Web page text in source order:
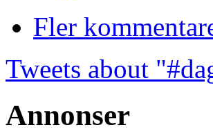
Fler
Tweets about
Annonser